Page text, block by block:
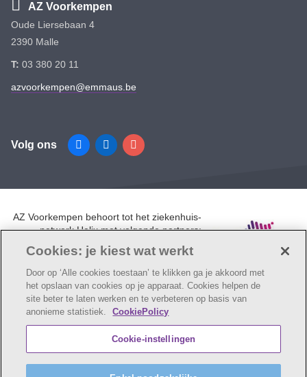
AZ Voorkempen
Oude Liersebaan 4
2390 Malle
T: 03 380 20 11
azvoorkempen@emmaus.be
Volg ons FacebookLinkedinInstagram
AZ Voorkempen behoort tot het ziekenhuis-
netwerk Helix met volgende partners:
Klina.
© AZ Voorkempen
Cookie verklaring
Privacybeleid
Webtoegankelijkheidsverklaring
AZ Voorkempen maakt deel uit van
Cookies: je kiest wat werkt
Door op ‘Alle cookies toestaan’ te klikken ga je akkoord met
het opslaan van cookies op je apparaat. Cookies helpen de
site beter te laten werken en te verbeteren op basis van
anonieme statistiek.
CookiePolicy
Cookie-instellingen